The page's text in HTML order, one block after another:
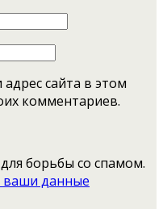
сайта в этом
комментариев.
борьбы со спамом.
ваши данные